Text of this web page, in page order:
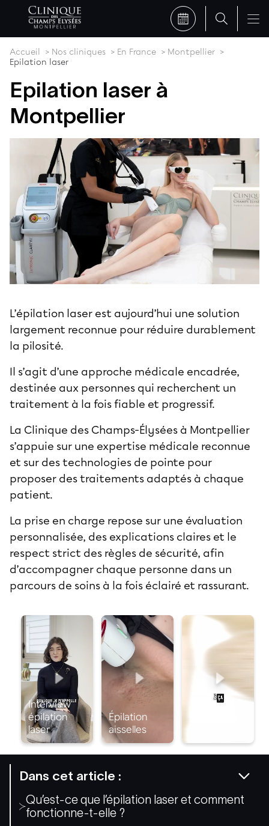
Accueil Nos cliniques En France
Montpellier
Epilation laser
Epilation laser à
Montpellier
Dans cet article :
Qu’est-ce que l’épilation laser et comment
fonctionne-t-elle ?
L’épilation laser est aujourd’hui une solution
largement reconnue pour réduire durablement
la pilosité.
Il s’agit d’une approche médicale encadrée,
destinée aux personnes qui recherchent un
traitement à la fois fiable et progressif.
La Clinique des Champs-Élysées à Montpellier
s’appuie sur une expertise médicale reconnue
et sur des technologies de pointe pour
proposer des traitements adaptés à chaque
patient.
La prise en charge repose sur une évaluation
personnalisée, des explications claires et le
respect strict des règles de sécurité, afin
d’accompagner chaque personne dans un
parcours de soins à la fois éclairé et rassurant.